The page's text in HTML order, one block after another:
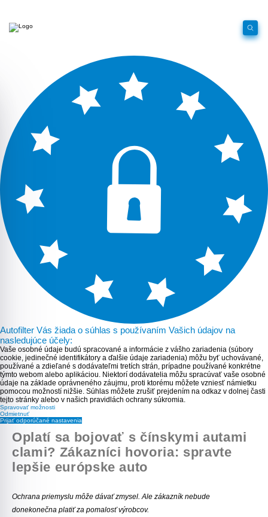
Autofilter Vás žiada o súhlas s používaním Vašich údajov na
nasledujúce účely:
Vaše osobné údaje budú spracované a informácie z vášho zariadenia (súbory
cookie, jedinečné identifikátory a ďalšie údaje zariadenia) môžu byť uchovávané,
používané a zdieľané s dodávateľmi tretích strán, prípadne používané konkrétne
týmto webom alebo aplikáciou. Niektorí dodávatelia môžu spracúvať vaše osobné
údaje na základe oprávneného záujmu, proti ktorému môžete vzniesť námietku
pomocou možností nižšie. Súhlas môžete zrušiť prejdením na odkaz v dolnej časti
tejto stránky alebo v našich pravidlách ochrany súkromia.
Spravovať možnosti
Odmietnuť
Prijať odporúčané nastavenia
Oplatí sa bojovať s čínskymi autami
clami? Zákazníci hovoria: spravte
lepšie európske auto
Ochrana priemyslu môže dávať zmysel. Ale zákazník nebude
donekonečna platiť za pomalosť výrobcov.